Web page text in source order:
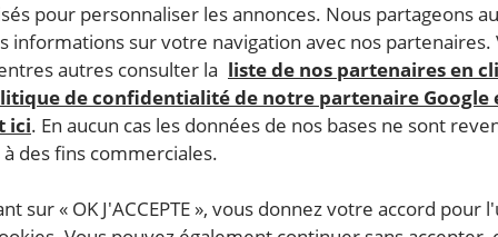
Khadga Prasad Sharma Oli, a démissionné le 9
Des élections législatives ont été annoncées pour
pour personnaliser les annonces. Nous partageons
informations sur votre navigation avec nos partenaires.
autres consulter la liste de nos partenaires en
de confidentialité de notre partenaire Google
ici. En aucun cas les données de nos bases ne sont
des fins commerciales.
sur « OK J'ACCEPTE », vous donnez votre accord pour